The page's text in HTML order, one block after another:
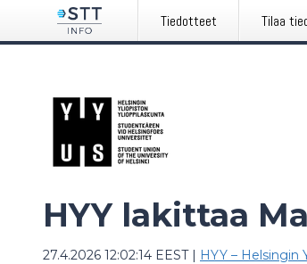
Tiedotteet Tilaa
HYY lakittaa
27.4.2026 12:02:14 EEST| HYY – Helsingin